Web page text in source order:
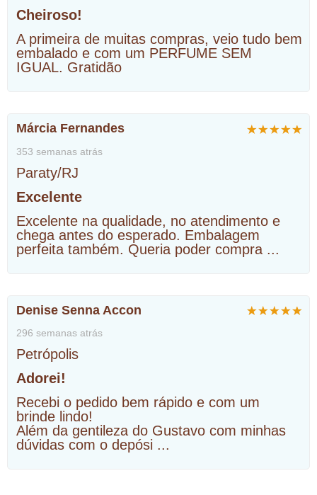
Cheiroso!
A primeira de muitas compras, veio tudo bem
embalado e com um PERFUME SEM
IGUAL. Gratidão
Márcia Fernandes
353 semanas atrás
Paraty/RJ
Excelente
Excelente na qualidade, no atendimento e
chega antes do esperado. Embalagem
perfeita também. Queria poder compra ...
Denise Senna Accon
296 semanas atrás
Petrópolis
Adorei!
Recebi o pedido bem rápido e com um
brinde lindo!
Além da gentileza do Gustavo com minhas
dúvidas com o depósi ...